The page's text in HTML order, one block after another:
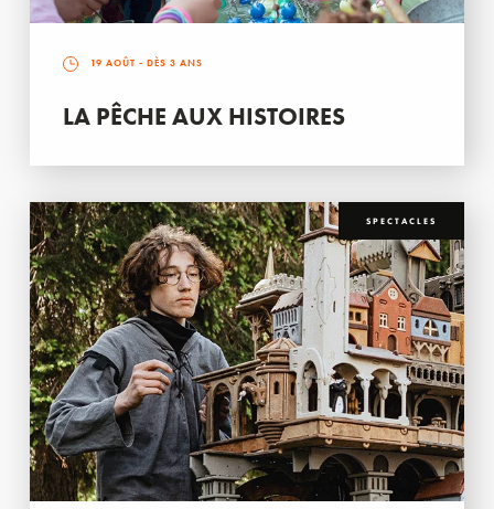
19 AOÛT - DÈS 3 ANS
LA PÊCHE AUX HISTOIRES
SPECTACLES